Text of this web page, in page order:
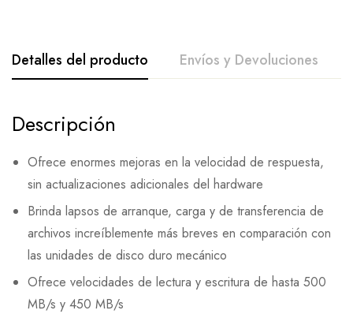
Detalles del producto Envíos y Devoluciones
Descripción
Ofrece enormes mejoras en la velocidad de respuesta,
sin actualizaciones adicionales del hardware
Brinda lapsos de arranque, carga y de transferencia de
archivos increíblemente más breves en comparación con
las unidades de disco duro mecánico
Ofrece velocidades de lectura y escritura de hasta 500
MB/s y 450 MB/s